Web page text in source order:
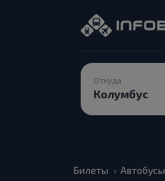
Откуда
Билеты Автобусы